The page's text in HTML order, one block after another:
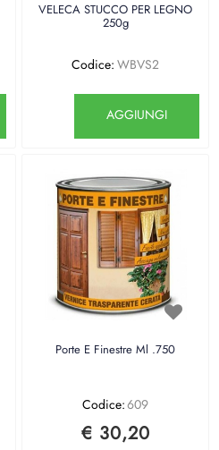
VELECA STUCCO PER LEGNO
250g
Codice: WBVS2
AGGIUNGI
Porte E Finestre Ml .750
Codice:609
€ 30,20